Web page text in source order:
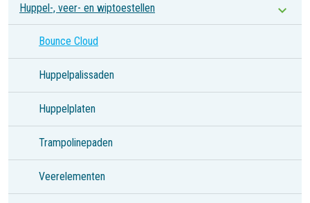
Huppel-, veer- en wiptoestellen
Bounce Cloud
Huppelpalissaden
Huppelplaten
Trampolinepaden
Veerelementen